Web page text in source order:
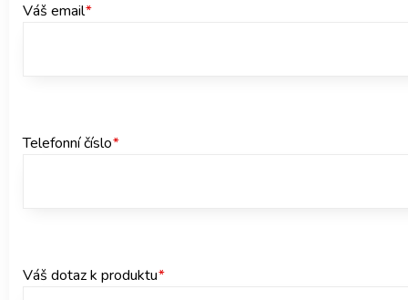
Váš email*
Telefonní číslo*
Váš dotaz k produktu*